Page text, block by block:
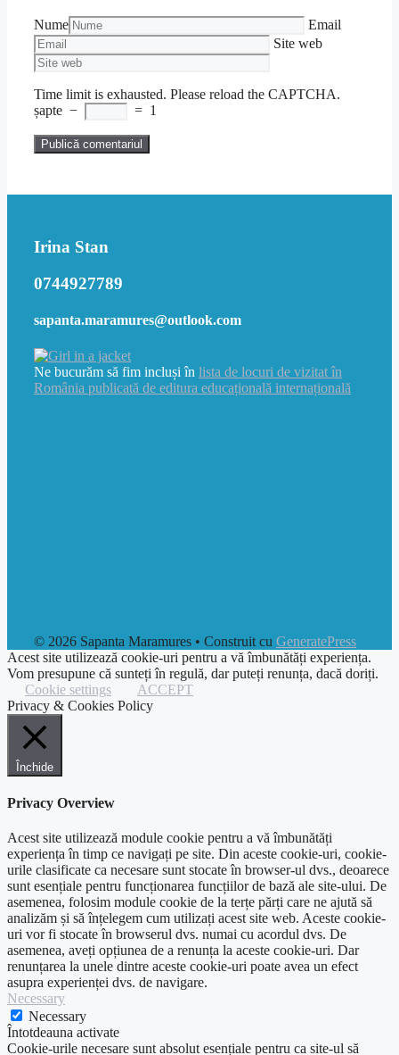
Nume
Email
Site web
Time limit is exhausted. Please reload the CAPTCHA.
șapte − = 1
Irina Stan
0744927789
sapanta.maramures@outlook.com
Ne bucurăm să fim incluși în lista de locuri de vizitat în
România publicată de editura educațională internațională
© 2026 Sapanta Maramures • Construit cu GeneratePress
Acest site utilizează cookie-uri pentru a vă îmbunătăți experiența.
Vom presupune că sunteți în regulă, dar puteți renunța, dacă doriți.
Cookie settings
ACCEPT
Privacy & Cookies Policy
Închide
Privacy Overview
Acest site utilizează module cookie pentru a vă îmbunătăți
experiența în timp ce navigați pe site. Din aceste cookie-uri, cookie-
urile clasificate ca necesare sunt stocate în browser-ul dvs., deoarece
sunt esențiale pentru funcționarea funcțiilor de bază ale site-ului. De
asemenea, folosim module cookie de la terțe părți care ne ajută să
analizăm și să înțelegem cum utilizați acest site web. Aceste cookie-
uri vor fi stocate în browserul dvs. numai cu acordul dvs. De
asemenea, aveți opțiunea de a renunța la aceste cookie-uri. Dar
renunțarea la unele dintre aceste cookie-uri poate avea un efect
asupra experienței dvs. de navigare.
Necessary
Necessary
Întotdeauna activate
Cookie-urile necesare sunt absolut esențiale pentru ca site-ul să